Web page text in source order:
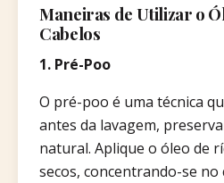
Maneiras de Utilizar o
Cabelos
1. Pré-Poo
O pré-poo é uma técnica
antes da lavagem,
natural. Aplique o óleo de
secos, concentrando-se